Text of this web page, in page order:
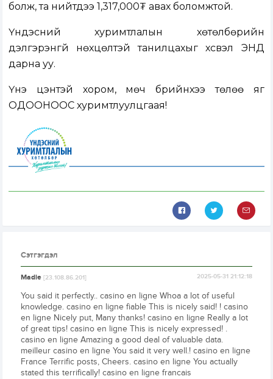
болж, та нийтдээ 1,317,000₮ авах боломжтой.
Үндэсний хуримтлалын хөтөлбөрийн
дэлгэрэнгүй нөхцөлтэй танилцахыг хүсвэл ЭНД
дарна уу.
Үнэ цэнтэй хором, мөч бүрийнхээ төлөө яг
ОДООНООС хуримтлуулцгаая!
Сэтгэгдэл
Madie[23.108.86.201] 2025-05-31 21:12:18
You said it perfectly.. casino en ligne Whoa a lot of useful
knowledge. casino en ligne fiable This is nicely said! ! casino
en ligne Nicely put, Many thanks! casino en ligne Really a lot
of great tips! casino en ligne This is nicely expressed! .
casino en ligne Amazing a good deal of valuable data.
meilleur casino en ligne You said it very well.! casino en ligne
France Terrific posts, Cheers. casino en ligne You actually
stated this terrifically! casino en ligne francais